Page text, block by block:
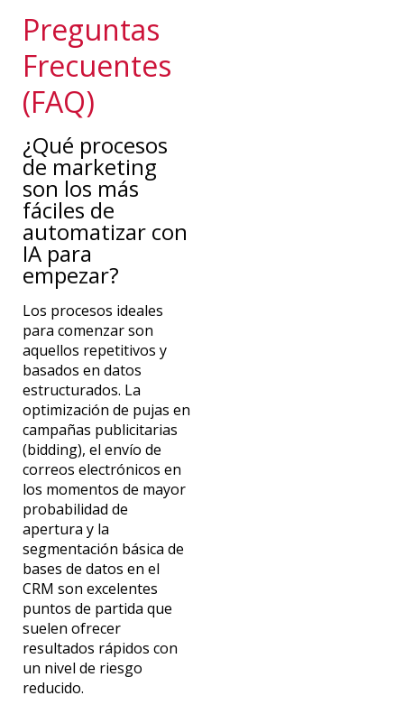
Preguntas
Frecuentes
(FAQ)
¿Qué procesos
de marketing
son los más
fáciles de
automatizar con
IA para
empezar?
Los procesos ideales
para comenzar son
aquellos repetitivos y
basados en datos
estructurados. La
optimización de pujas en
campañas publicitarias
(bidding), el envío de
correos electrónicos en
los momentos de mayor
probabilidad de
apertura y la
segmentación básica de
bases de datos en el
CRM son excelentes
puntos de partida que
suelen ofrecer
resultados rápidos con
un nivel de riesgo
reducido.